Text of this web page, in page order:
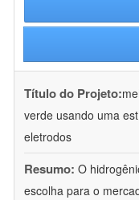
Título do Projeto:
verde usando uma
eletrodos
Resumo: O
escolha para o